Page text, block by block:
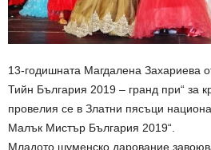
13-годишната Магдалена Захариева
Тийн България 2019 – гранд при“ за
провелия се в Златни пясъци
Малък Мистър България 2019“.
Младото шуменско дарование